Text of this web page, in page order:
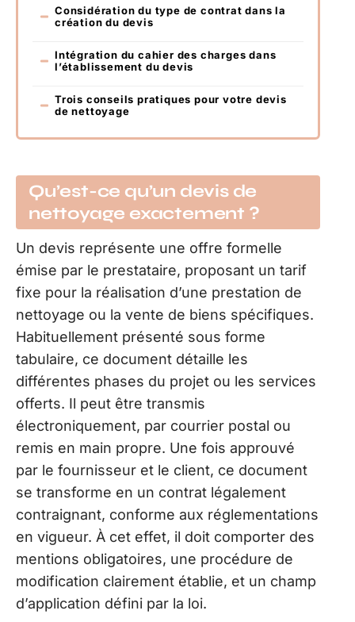
Considération du type de contrat dans la
création du devis
Intégration du cahier des charges dans
l’établissement du devis
Trois conseils pratiques pour votre devis
de nettoyage
Qu’est-ce qu’un devis de
nettoyage exactement ?
Un devis représente une offre formelle
émise par le prestataire, proposant un tarif
fixe pour la réalisation d’une prestation de
nettoyage ou la vente de biens spécifiques.
Habituellement présenté sous forme
tabulaire, ce document détaille les
différentes phases du projet ou les services
offerts. Il peut être transmis
électroniquement, par courrier postal ou
remis en main propre. Une fois approuvé
par le fournisseur et le client, ce document
se transforme en un contrat légalement
contraignant, conforme aux réglementations
en vigueur. À cet effet, il doit comporter des
mentions obligatoires, une procédure de
modification clairement établie, et un champ
d’application défini par la loi.